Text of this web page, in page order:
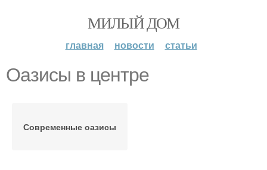
МИЛЫЙ ДОМ
главная новости статьи
Оазисы в центре
Современные оазисы